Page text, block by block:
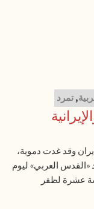
,تمرد
وقد غدت دموية،
العربي» ليوم
عشرة لظفر